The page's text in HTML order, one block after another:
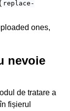
replace-
ones,
nevoie
de tratare a
fișierul